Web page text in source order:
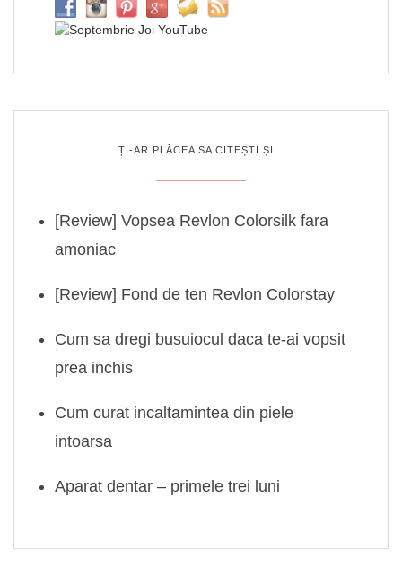
ȚI-AR PLĂCEA SA CITEȘTI ȘI…
[Review] Vopsea Revlon Colorsilk fara
amoniac
[Review] Fond de ten Revlon Colorstay
Cum sa dregi busuiocul daca te-ai vopsit
prea inchis
Cum curat incaltamintea din piele
intoarsa
Aparat dentar – primele trei luni